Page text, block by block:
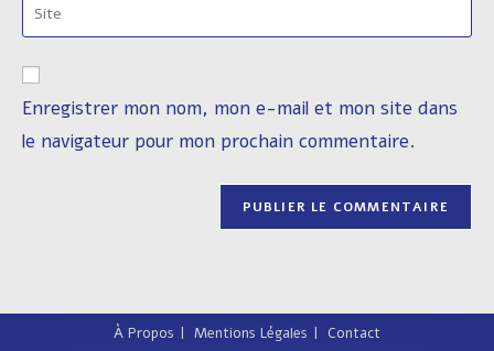
comment
address
to
comment
l’URL
votre
site
(facultatif)
Enregistrer mon nom, mon e-mail et mon site dans
le navigateur pour mon prochain commentaire.
À Propos Mentions Légales Contact